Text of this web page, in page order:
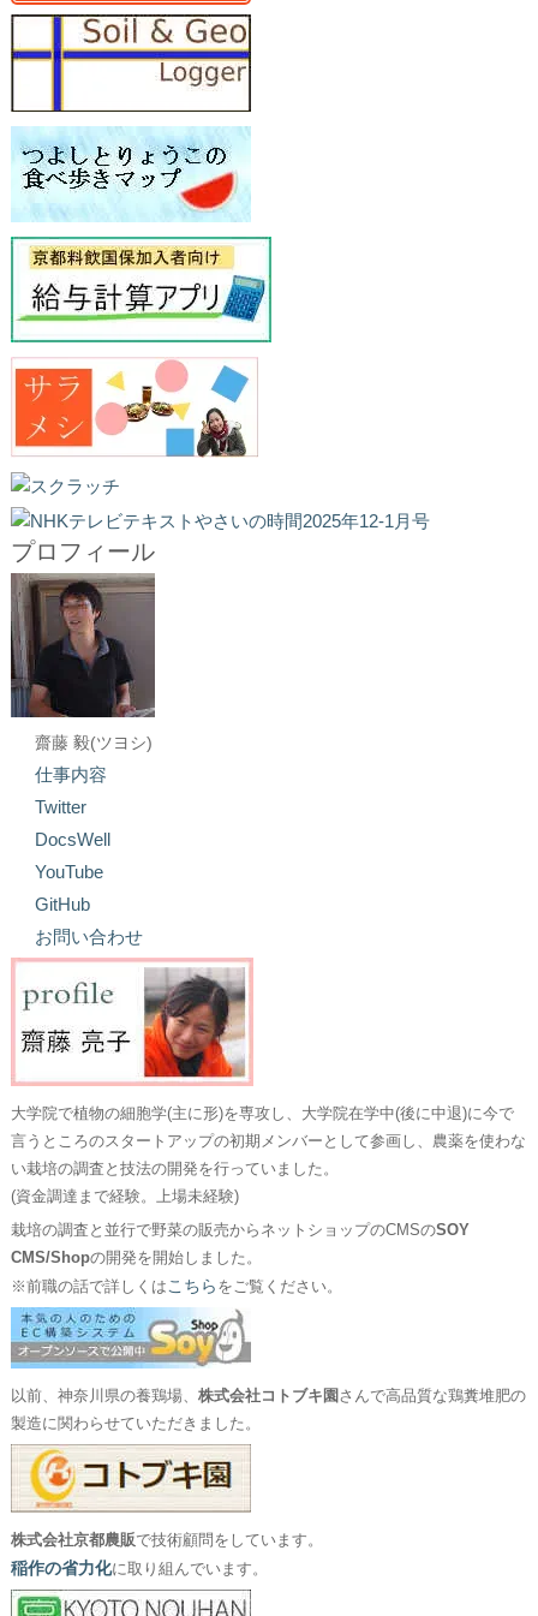
プロフィール
齋藤 毅(ツヨシ)
仕事内容
Twitter
DocsWell
YouTube
GitHub
お問い合わせ
大学院で植物の細胞学(主に形)を専攻し、大学院在学中(後に中退)に今で
言うところのスタートアップの初期メンバーとして参画し、農薬を使わな
い栽培の調査と技法の開発を行っていました。
(資金調達まで経験。上場未経験)
栽培の調査と並行で野菜の販売からネットショップのCMSのSOY
CMS/Shopの開発を開始しました。
※前職の話で詳しくはこちら をご覧ください。
以前、神奈川県の養鶏場、 株式会社コトブキ園 さんで高品質な鶏糞堆肥の
製造に関わらせていただきました。
株式会社京都農販で技術顧問をしています。
稲作の省力化に取り組んでいます。